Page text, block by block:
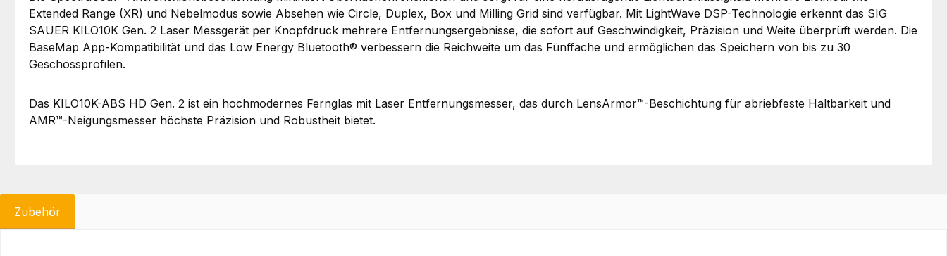
Extended Range (XR) und Nebelmodus sowie Absehen wie Circle, Duplex, Box und Milling Grid sind verfügbar. Mit LightWave DSP-Technologie erkennt das SIG
SAUER KILO10K Gen. 2 Laser Messgerät per Knopfdruck mehrere Entfernungsergebnisse, die sofort auf Geschwindigkeit, Präzision und Weite überprüft werden. Die
BaseMap App-Kompatibilität und das Low Energy Bluetooth® verbessern die Reichweite um das Fünffache und ermöglichen das Speichern von bis zu 30
Geschossprofilen.
Das KILO10K-ABS HD Gen. 2 ist ein hochmodernes Fernglas mit Laser Entfernungsmesser, das durch LensArmor™-Beschichtung für abriebfeste Haltbarkeit und
AMR™-Neigungsmesser höchste Präzision und Robustheit bietet.
Zubehör